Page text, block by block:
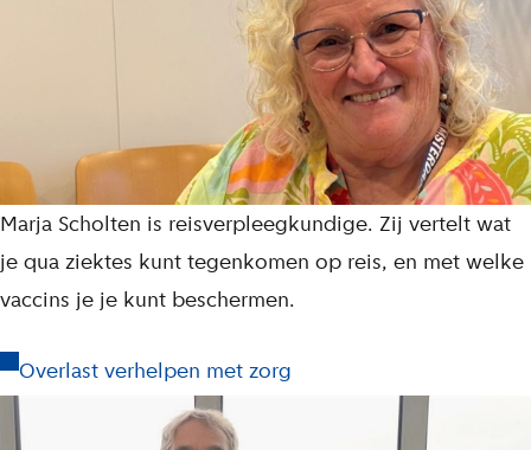
Marja Scholten is reisverpleegkundige. Zij vertelt wat
je qua ziektes kunt tegenkomen op reis, en met welke
vaccins je je kunt beschermen.
Overlast verhelpen met zorg